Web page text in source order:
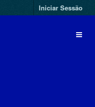
Iniciar Sessão